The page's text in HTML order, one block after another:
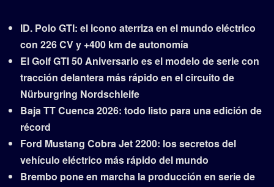
ID. Polo GTI: el icono aterriza en el mundo eléctrico
con 226 CV y +400 km de autonomía
El Golf GTI 50 Aniversario es el modelo de serie con
tracción delantera más rápido en el circuito de
Nürburgring Nordschleife
Baja TT Cuenca 2026: todo listo para una edición de
récord
Ford Mustang Cobra Jet 2200: los secretos del
vehículo eléctrico más rápido del mundo
Brembo pone en marcha la producción en serie de